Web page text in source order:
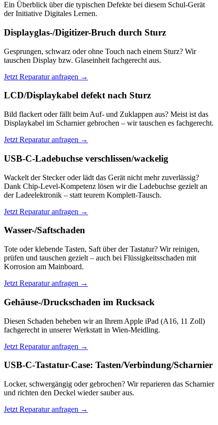
Ein Überblick über die typischen Defekte bei diesem Schul-Gerät
der Initiative Digitales Lernen.
Displayglas-/Digitizer-Bruch durch Sturz
Gesprungen, schwarz oder ohne Touch nach einem Sturz? Wir
tauschen Display bzw. Glaseinheit fachgerecht aus.
Jetzt Reparatur anfragen →
LCD/Displaykabel defekt nach Sturz
Bild flackert oder fällt beim Auf- und Zuklappen aus? Meist ist das
Displaykabel im Scharnier gebrochen – wir tauschen es fachgerecht.
Jetzt Reparatur anfragen →
USB-C-Ladebuchse verschlissen/wackelig
Wackelt der Stecker oder lädt das Gerät nicht mehr zuverlässig?
Dank Chip-Level-Kompetenz lösen wir die Ladebuchse gezielt an
der Ladeelektronik – statt teurem Komplett-Tausch.
Jetzt Reparatur anfragen →
Wasser-/Saftschaden
Tote oder klebende Tasten, Saft über der Tastatur? Wir reinigen,
prüfen und tauschen gezielt – auch bei Flüssigkeitsschaden mit
Korrosion am Mainboard.
Jetzt Reparatur anfragen →
Gehäuse-/Druckschaden im Rucksack
Diesen Schaden beheben wir an Ihrem Apple iPad (A16, 11 Zoll)
fachgerecht in unserer Werkstatt in Wien-Meidling.
Jetzt Reparatur anfragen →
USB-C-Tastatur-Case: Tasten/Verbindung/Scharnier
Locker, schwergängig oder gebrochen? Wir reparieren das Scharnier
und richten den Deckel wieder sauber aus.
Jetzt Reparatur anfragen →